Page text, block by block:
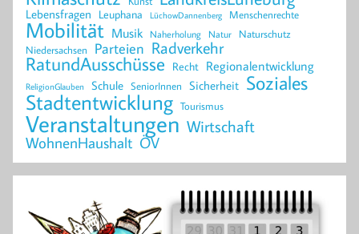
Lebensfragen Leuphana LüchowDannenberg Menschenrechte
Mobilität Musik Naherholung Natur Naturschutz
Niedersachsen Parteien Radverkehr
RatundAusschüsse Recht Regionalentwicklung
ReligionGlauben Schule SeniorInnen Sicherheit Soziales
Stadtentwicklung Tourismus
Veranstaltungen Wirtschaft
WohnenHaushalt ÖV